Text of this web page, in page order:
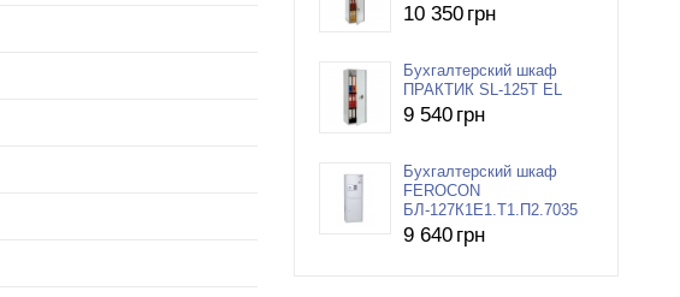
10 350 грн
Бухгалтерский шкаф
ПРАКТИК SL-125T EL
9 540 грн
Бухгалтерский шкаф
FEROCON
БЛ-127К1Е1.Т1.П2.7035
9 640 грн